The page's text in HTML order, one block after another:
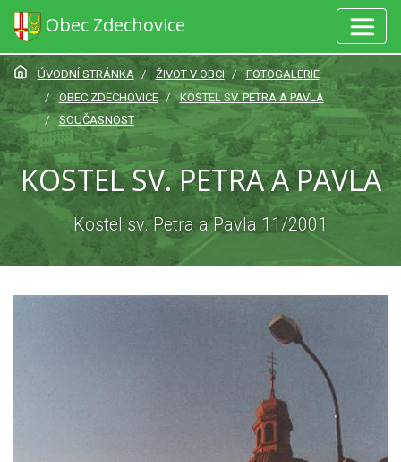
Obec Zdechovice
ÚVODNÍ STRÁNKA ŽIVOT V OBCI
FOTOGALERIE
OBEC ZDECHOVICE
KOSTEL SV. PETRA A PAVLA
SOUČASNOST
KOSTEL SV. PETRA A PAVLA
Kostel sv. Petra a Pavla 11/2001